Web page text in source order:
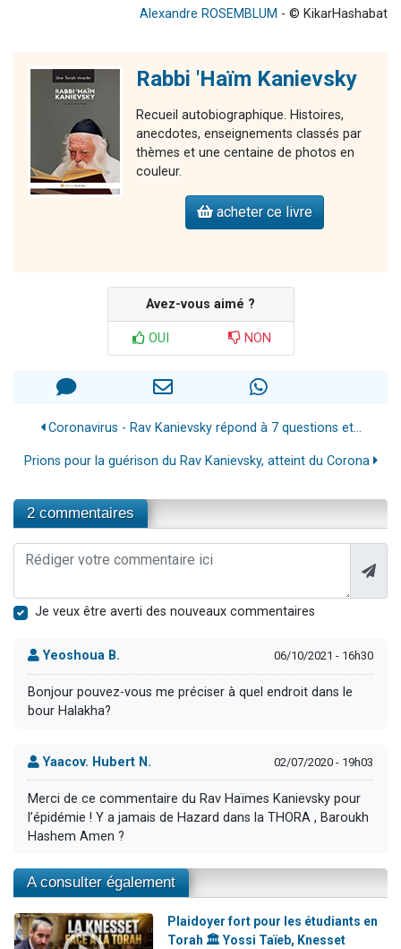
Alexandre ROSEMBLUM - © KikarHashabat
Rabbi 'Haïm Kanievsky
Recueil autobiographique. Histoires,
anecdotes, enseignements classés par
thèmes et une centaine de photos en
couleur.
acheter ce livre
Avez-vous aimé ?
OUI NON
Coronavirus - Rav Kanievsky répond à 7 questions et...
Prions pour la guérison du Rav Kanievsky, atteint du Corona
2 commentaires
Je veux être averti des nouveaux commentaires
Yeoshoua B. 06/10/2021 - 16h30
Bonjour pouvez-vous me préciser à quel endroit dans le
bour Halakha?
Yaacov. Hubert N. 02/07/2020 - 19h03
Merci de ce commentaire du Rav Haïmes Kanievsky pour
l’épidémie ! Y a jamais de Hazard dans la THORA , Baroukh
Hashem Amen ?
A consulter également
Plaidoyer fort pour les étudiants en
Torah 🏛️ Yossi Taïeb, Knesset